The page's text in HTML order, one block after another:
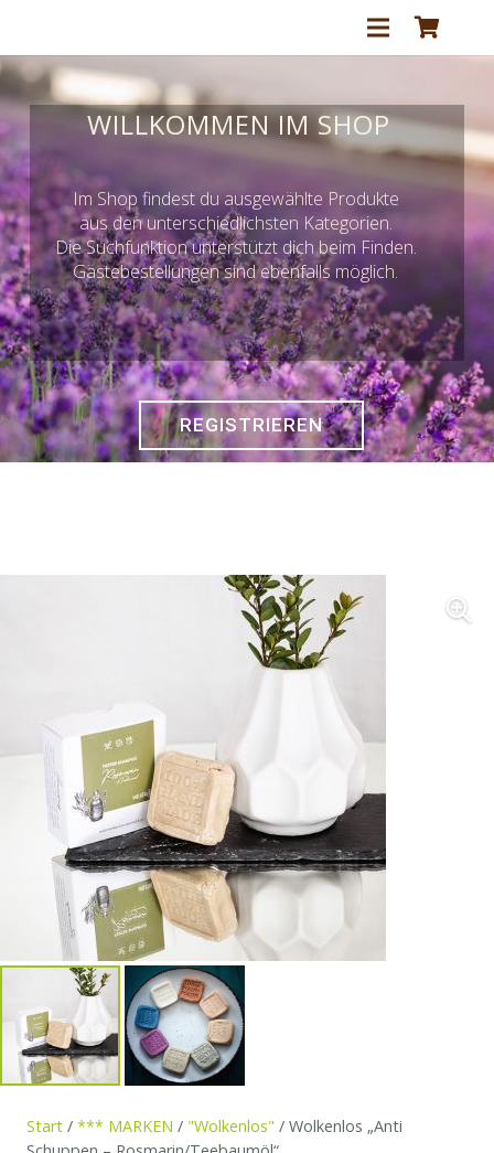
WILLKOMMEN IM SHOP
Im Shop findest du ausgewählte Produkte
aus den unterschiedlichsten Kategorien.
Die Suchfunktion unterstützt dich beim Finden.
Gästebestellungen sind ebenfalls möglich.
REGISTRIEREN
Start / *** MARKEN / "Wolkenlos" / Wolkenlos „Anti